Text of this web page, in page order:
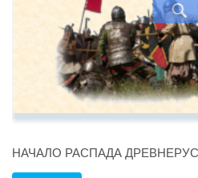
НАЧАЛО РАСПАДА